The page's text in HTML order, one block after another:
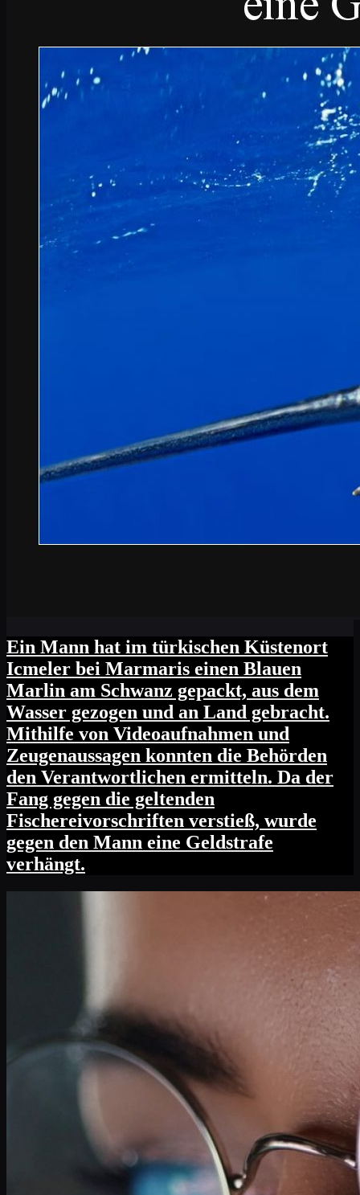
Ein Mann hat im türkischen Küstenort
Icmeler bei Marmaris einen Blauen
Marlin am Schwanz gepackt, aus dem
Wasser gezogen und an Land gebracht.
Mithilfe von Videoaufnahmen und
Zeugenaussagen konnten die Behörden
den Verantwortlichen ermitteln. Da der
Fang gegen die geltenden
Fischereivorschriften verstieß, wurde
gegen den Mann eine Geldstrafe
verhängt.